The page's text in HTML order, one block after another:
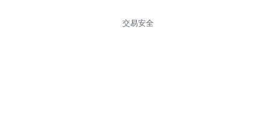
交易安全